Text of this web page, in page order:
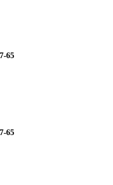
65
65